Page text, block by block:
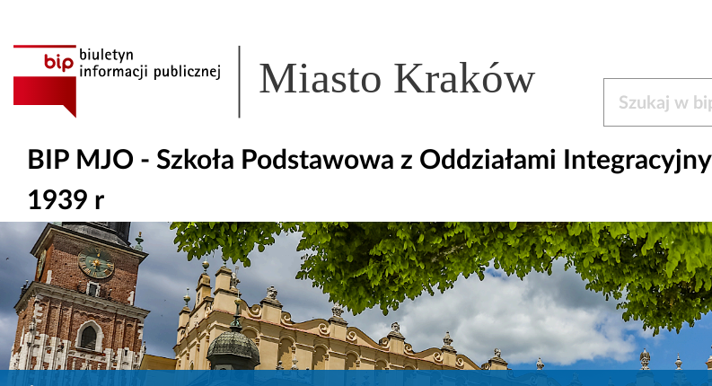
Miasto Kraków
BIP MJO - Szkoła Podstawowa z Oddziałami
1939 r